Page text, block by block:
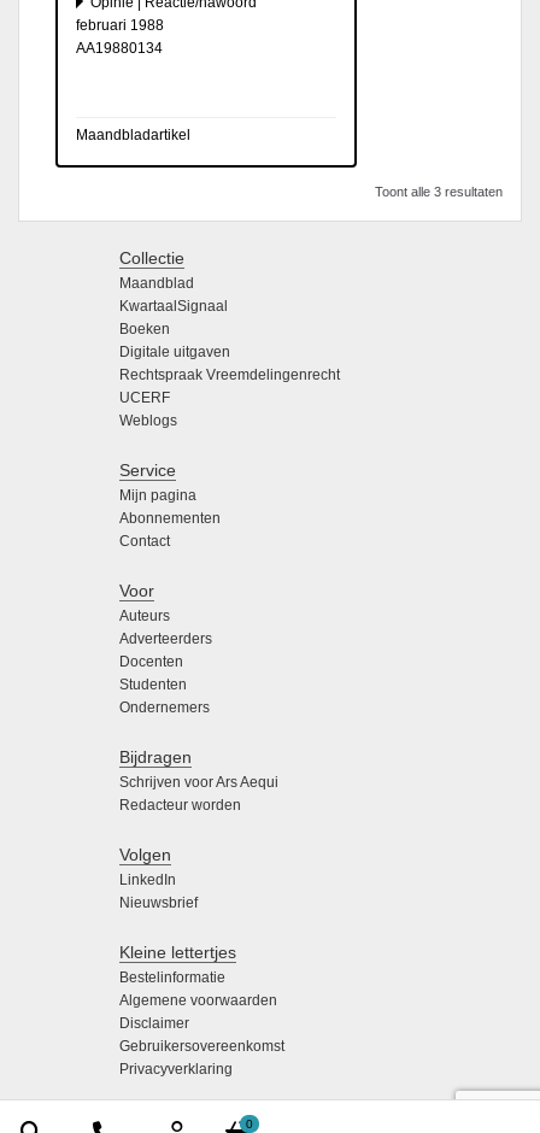
0
februari 1988
AA19880134
Maandbladartikel
Toont alle 3 resultaten
Collectie
Maandblad
KwartaalSignaal
Boeken
Digitale uitgaven
Rechtspraak Vreemdelingenrecht
UCERF
Weblogs
Service
Mijn pagina
Abonnementen
Contact
Voor
Auteurs
Adverteerders
Docenten
Studenten
Ondernemers
Bijdragen
Schrijven voor Ars Aequi
Redacteur worden
Volgen
LinkedIn
Nieuwsbrief
Kleine lettertjes
Bestelinformatie
Algemene voorwaarden
Disclaimer
Gebruikersovereenkomst
Privacyverklaring